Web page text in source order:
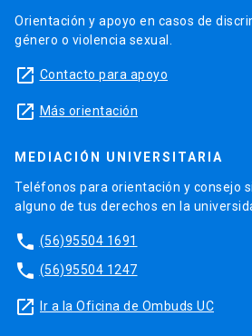
Orientación y apoyo en casos de
género o violencia sexual.
launch Contacto para apoyo
launch Más orientación
MEDIACIÓN UNIVERSITARIA
Teléfonos para orientación y consejo
alguno de tus derechos en la
phone (56)95504 1691
phone (56)95504 1247
launch Ir a la Oficina de Ombuds UC